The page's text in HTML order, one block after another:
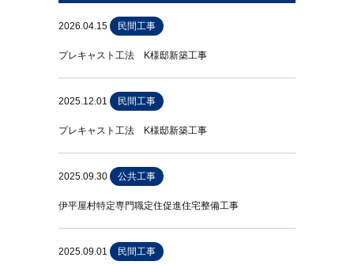
2026.04.15 民間工事
プレキャスト工法 K様邸新築工事
2025.12.01 民間工事
プレキャスト工法 K様邸新築工事
2025.09.30 公共工事
伊平屋村特定専門職定住促進住宅整備工事
2025.09.01 民間工事